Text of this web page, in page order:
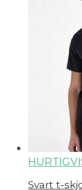
Svart t-